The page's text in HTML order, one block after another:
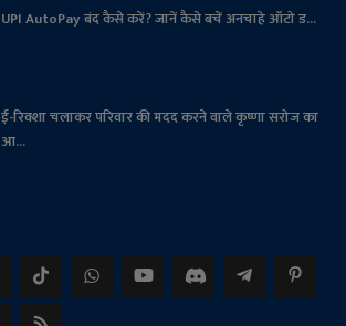
UPI AutoPay बंद कैसे करें? जानें कैसे बचें अनचाहे ऑटो ड...
ई-रिक्शा चलाकर परिवार की मदद करने वाले कृष्णा सरोज का
आ...